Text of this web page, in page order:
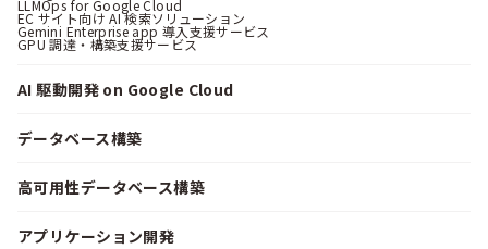
LLMOps for Google Cloud
EC サイト向け AI 検索ソリューション
Gemini Enterprise app 導入支援サービス
GPU 調達・構築支援サービス
AI 駆動開発 on Google Cloud
データベース構築
高可用性データベース構築
アプリケーション開発